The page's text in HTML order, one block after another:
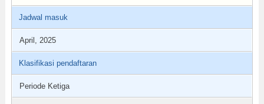
Jadwal masuk
April, 2025
Klasifikasi pendaftaran
Periode Ketiga